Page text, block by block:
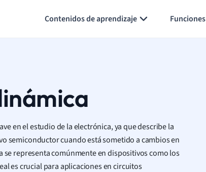
Contenidos de aprendizaje Funciones
en el estudio de la electrónica, ya que describe la
semiconductor cuando está sometido a cambios en
se representa comúnmente en dispositivos como los
es crucial para aplicaciones en circuitos